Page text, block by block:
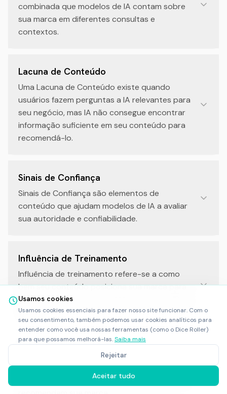
combinada que modelos de IA contam sobre
sua marca em diferentes consultas e
contextos.
Lacuna de Conteúdo
Uma Lacuna de Conteúdo existe quando
usuários fazem perguntas a IA relevantes para
seu negócio, mas IA não consegue encontrar
informação suficiente em seu conteúdo para
recomendá-lo.
Sinais de Confiança
Sinais de Confiança são elementos de
conteúdo que ajudam modelos de IA a avaliar
sua autoridade e confiabilidade.
Influência de Treinamento
Influência de treinamento refere-se a como
bem seu conteúdo posiciona sua marca para
ser incluída em futuro treinamento de modelo
de IA.
Patrimônio de Marca em IA
Patrimônio de marca em IA representa o valor
orgânico de como modelos de IA percebem e
Usamos cookies
Usamos cookies essenciais para fazer nosso site funcionar. Com o
seu consentimento, também podemos usar cookies analíticos para
entender como você usa nossas ferramentas (como o Dice Roller)
para que possamos melhorá-las.Saiba mais
Rejeitar
Aceitar tudo